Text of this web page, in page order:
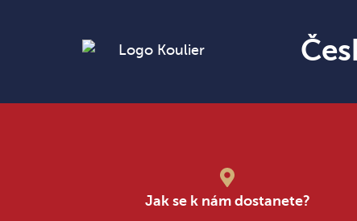
Jak se k nám dostanete?